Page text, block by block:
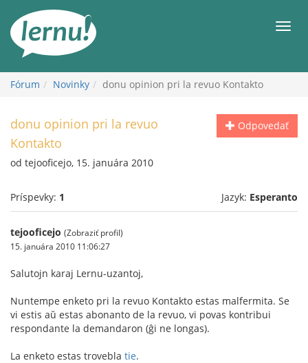
obsah
Fórum Novinky donu opinion pri la revuo Kontakto
Odpovedať
donu opinion pri la revuo
Kontakto
od tejooficejo, 15. januára 2010
Príspevky: 1 Jazyk: Esperanto
tejooficejo (Zobraziť profil)
15. januára 2010 11:06:27
Salutojn karaj Lernu-uzantoj,
Nuntempe enketo pri la revuo Kontakto estas malfermita. Se
vi estis aŭ estas abonanto de la revuo, vi povas kontribui
respondante la demandaron (ĝi ne longas).
La enketo estas trovebla tie.